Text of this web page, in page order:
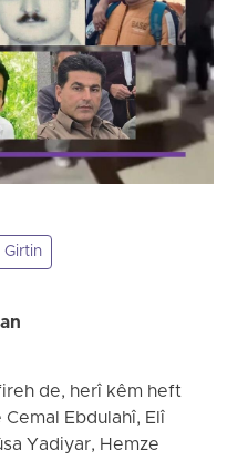
Girtin
de, herî kêm heft
Ebdulahî, Elî
Yadiyar, Hemze